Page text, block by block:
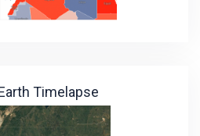
Timelapse